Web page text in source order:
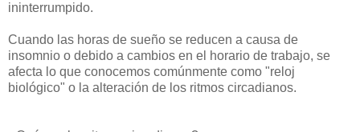
ininterrumpido.
Cuando las horas de sueño se reducen a causa de
insomnio o debido a cambios en el horario de trabajo, se
afecta lo que conocemos comúnmente como "reloj
biológico" o la alteración de los ritmos circadianos.